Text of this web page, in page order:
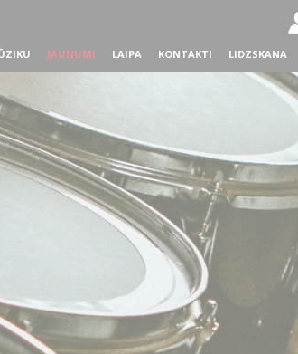
JAUNUMI LAIPA KONTAKTI LIDZSKANA